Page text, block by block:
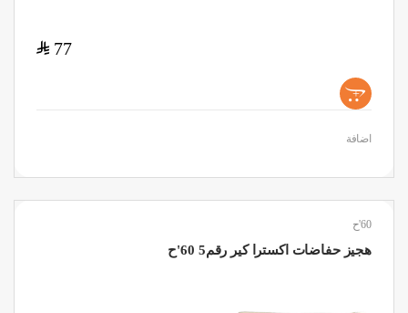
77
$
+
اضافة
60'ح
هجيز حفاضات اكسترا كير رقم5 60'ح